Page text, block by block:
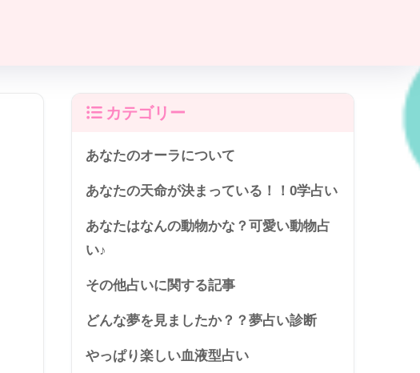
カテゴリー
あなたのオーラについて
あなたの天命が決まっている！！0学占い
あなたはなんの動物かな？可愛い動物占
い♪
その他占いに関する記事
どんな夢を見ましたか？？夢占い診断
やっぱり楽しい血液型占い